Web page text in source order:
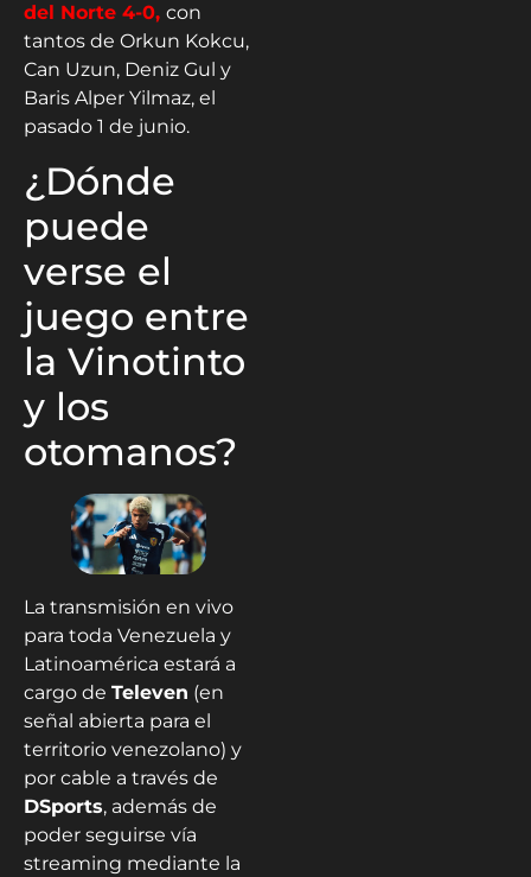
del Norte 4-0, con
tantos de Orkun Kokcu,
Can Uzun, Deniz Gul y
Baris Alper Yilmaz, el
pasado 1 de junio.
¿Dónde
puede
verse el
juego entre
la Vinotinto
y los
otomanos?
La transmisión en vivo
para toda Venezuela y
Latinoamérica estará a
cargo de Televen (en
señal abierta para el
territorio venezolano) y
por cable a través de
DSports, además de
poder seguirse vía
streaming mediante la